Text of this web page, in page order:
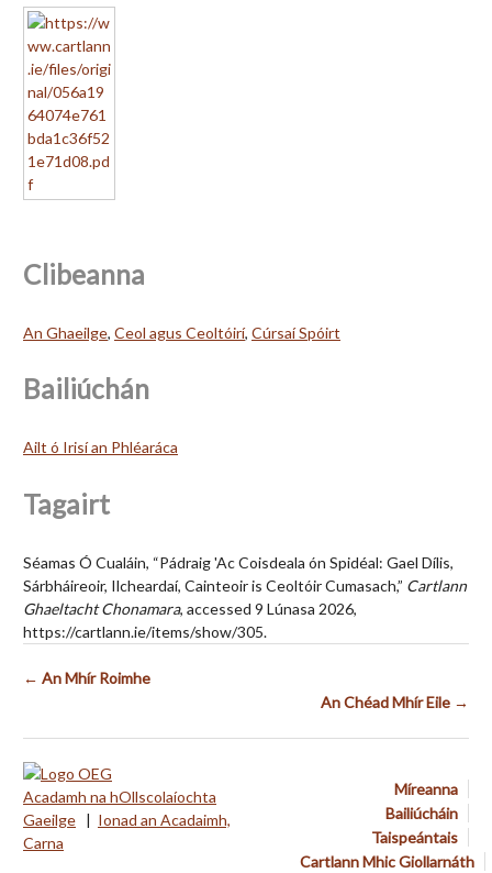
Clibeanna
An Ghaeilge, Ceol agus Ceoltóirí, Cúrsaí Spóirt
Bailiúchán
Ailt ó Irisí an Phléaráca
Tagairt
Séamas Ó Cualáin, “Pádraig 'Ac Coisdeala ón Spidéal: Gael Dílis,
Sárbháireoir, Ilcheardaí, Cainteoir is Ceoltóir Cumasach,” Cartlann
Ghaeltacht Chonamara, accessed 9 Lúnasa 2026,
https://cartlann.ie/items/show/305.
← An Mhír Roimhe
An Chéad Mhír Eile →
Míreanna
Bailiúcháin
Taispeántais
Cartlann Mhic Giollarnáth
Acadamh na hOllscolaíochta
Gaeilge | Ionad an Acadaimh,
Carna